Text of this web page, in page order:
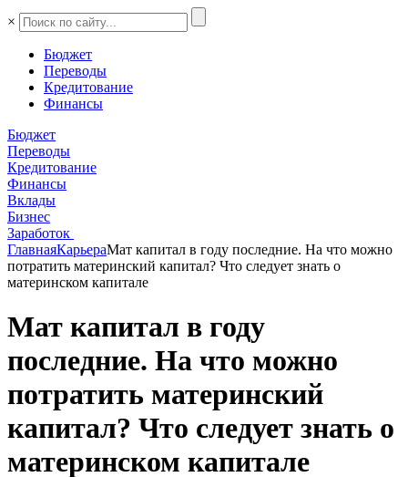
×
Бюджет
Переводы
Кредитование
Финансы
Бюджет
Переводы
Кредитование
Финансы
Вклады
Бизнес
Заработок
ГлавнаяКарьераМат капитал в году последние. На что можно
потратить материнский капитал? Что следует знать о
материнском капитале
Мат капитал в году
последние. На что можно
потратить материнский
капитал? Что следует знать о
материнском капитале